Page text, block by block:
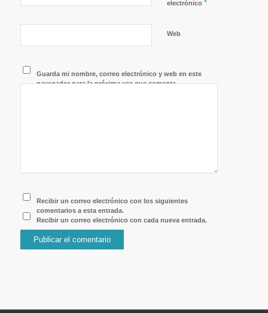
electrónico *
Web
Guarda mi nombre, correo electrónico y web en este
navegador para la próxima vez que comente.
Recibir un correo electrónico con los siguientes
comentarios a esta entrada.
Recibir un correo electrónico con cada nueva entrada.